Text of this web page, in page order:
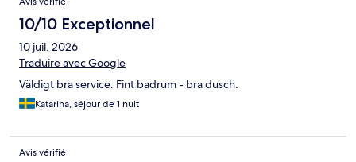
10/10 Exceptionnel
10 juil. 2026
Traduire avec Google
Väldigt bra service. Fint badrum - bra dusch.
Katarina, séjour de 1 nuit
Avis vérifié